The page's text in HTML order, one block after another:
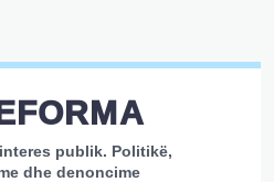
publik. Politikë,
dhe denoncime